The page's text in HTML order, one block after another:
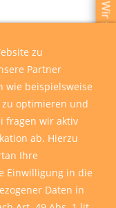
Wir sind für Sie da
zu
Partner
wie beispielsweise
zu optimieren und
fragen wir aktiv
ab. Hierzu
Ihre
Einwilligung in die
Daten in